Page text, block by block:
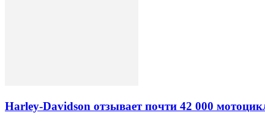
Harley-Davidson отзывает почти 42 000